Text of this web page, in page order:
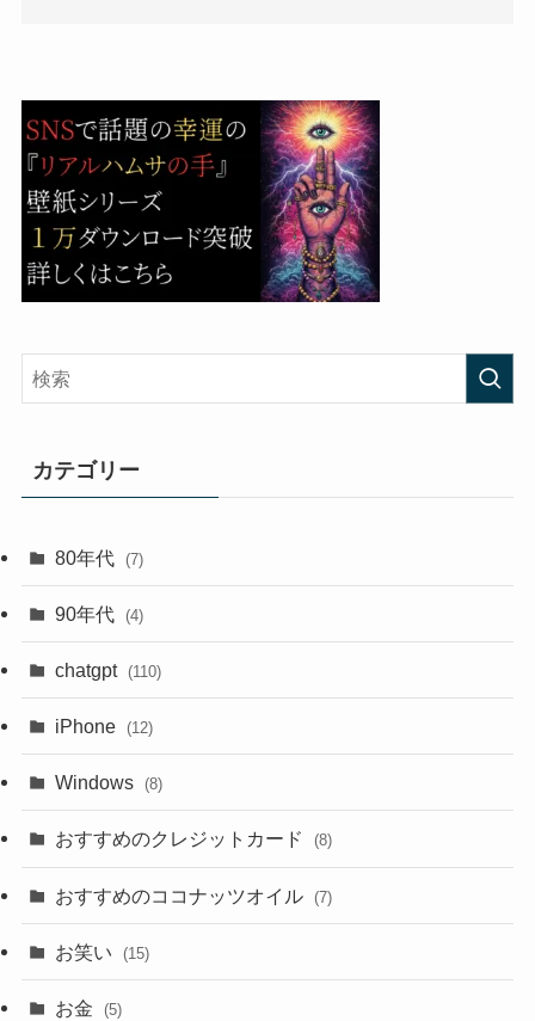
カテゴリー
80年代 (7)
90年代 (4)
chatgpt (110)
iPhone (12)
Windows (8)
おすすめのクレジットカード (8)
おすすめのココナッツオイル (7)
お笑い (15)
お金 (5)